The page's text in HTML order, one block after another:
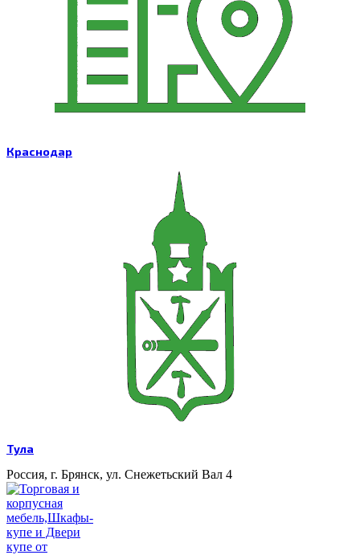
Краснодар
Тула
Россия, г. Брянск, ул. Снежетьский Вал 4